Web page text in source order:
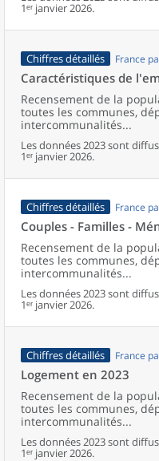
1ᵉʳ janvier 2026.
Chiffres détaillés France
Caractéristiques de
Recensement de la
toutes les communes,
intercommunalités...
Les données 2023 sont
1ᵉʳ janvier 2026.
Chiffres détaillés France
Couples - Familles -
Recensement de la
toutes les communes,
intercommunalités...
Les données 2023 sont
1ᵉʳ janvier 2026.
Chiffres détaillés France
Logement en 2023
Recensement de la
toutes les communes,
intercommunalités...
Les données 2023 sont
1ᵉʳ janvier 2026.